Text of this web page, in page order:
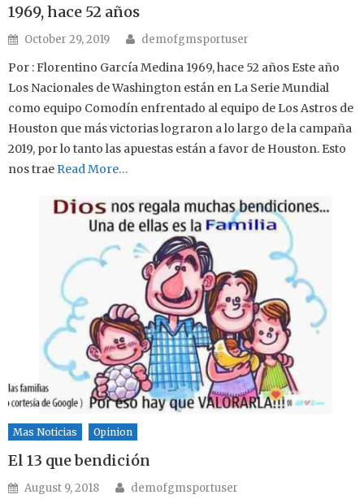
1969, hace 52 años
Posted on
October 29, 2019 Author
demofgmsportuser
Por : Florentino García Medina 1969, hace 52 años Este año
Los Nacionales de Washington están en La Serie Mundial
como equipo Comodín enfrentado al equipo de Los Astros de
Houston que más victorias lograron a lo largo de la campaña
2019, por lo tanto las apuestas están a favor de Houston. Esto
nos trae Read More…
Mas Noticias Opinion
El 13 que bendición
Posted on
August 9, 2018 Author
demofgmsportuser